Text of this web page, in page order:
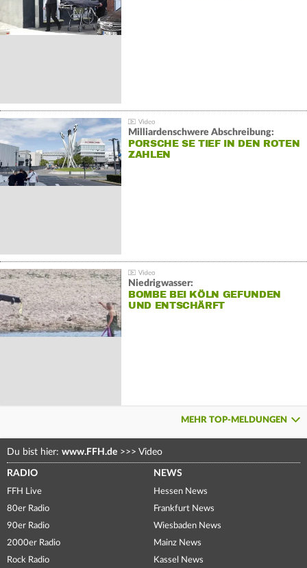
Milliardenschwere Abschreibung:
PORSCHE SE TIEF IN DEN ROTEN
ZAHLEN
Niedrigwasser:
BOMBE BEI KÖLN GEFUNDEN
UND ENTSCHÄRFT
MEHR TOP-MELDUNGEN
Du bist hier: www.FFH.de >>> Video
RADIO
FFH Live
80er Radio
90er Radio
2000er Radio
Rock Radio
NEWS
Hessen News
Frankfurt News
Wiesbaden News
Mainz News
Kassel News